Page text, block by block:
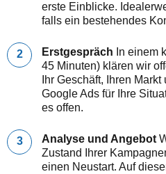
erste Einblicke.
falls ein bestehendes
Erstgespräch In einem
45 Minuten) klären wir
Ihr Geschäft, Ihren
Google Ads für Ihre
es offen.
Analyse und Angebot
Zustand Ihrer
einen Neustart. Auf